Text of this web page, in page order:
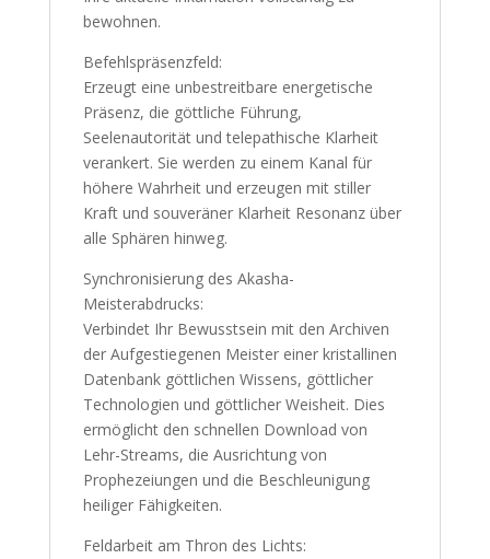
bewohnen.
Befehlspräsenzfeld:
Erzeugt eine unbestreitbare energetische
Präsenz, die göttliche Führung,
Seelenautorität und telepathische Klarheit
verankert. Sie werden zu einem Kanal für
höhere Wahrheit und erzeugen mit stiller
Kraft und souveräner Klarheit Resonanz über
alle Sphären hinweg.
Synchronisierung des Akasha-
Meisterabdrucks:
Verbindet Ihr Bewusstsein mit den Archiven
der Aufgestiegenen Meister einer kristallinen
Datenbank göttlichen Wissens, göttlicher
Technologien und göttlicher Weisheit. Dies
ermöglicht den schnellen Download von
Lehr-Streams, die Ausrichtung von
Prophezeiungen und die Beschleunigung
heiliger Fähigkeiten.
Feldarbeit am Thron des Lichts: